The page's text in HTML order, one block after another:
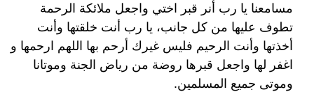
مسامعنا يا رب أنر قبر اختي واجعل ملائكة الرحمة
تطوف عليها من كل جانب، يا رب أنت خلقتها وأنت
أخذتها وأنت الرحيم فليس غيرك أرحم بها اللهم ارحمها و
اغفر لها واجعل قبرها روضة من رياض الجنة وموتانا
وموتى جميع المسلمين.